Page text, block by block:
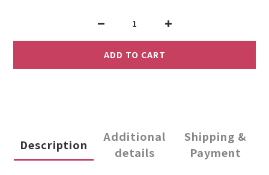
ADD TO CART
Description
Additional
details
Shipping &
Payment